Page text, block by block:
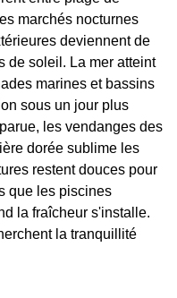
marchés nocturnes
deviennent de
de soleil. La mer atteint
marines et bassins
sous un jour plus
les vendanges des
dorée sublime les
restent douces pour
que les piscines
la fraîcheur s'installe.
la tranquillité